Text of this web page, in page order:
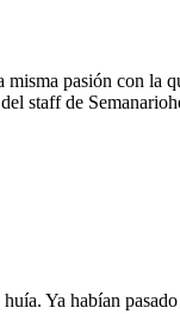
pasión con la
staff de
Ya habían pasado